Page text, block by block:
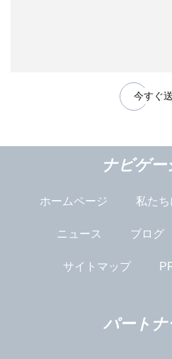
今すぐ
ナビゲー
ホームページ 私たち
ニュース ブログ
サイトマップ
パートナ